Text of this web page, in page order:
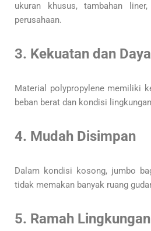
ukuran khusus, tambahan
perusahaan.
3. Kekuatan dan
Material polypropylene memiliki
beban berat dan kondisi
4. Mudah Disimpan
Dalam kondisi kosong, jumbo
tidak memakan banyak ruang
5. Ramah Lingkungan